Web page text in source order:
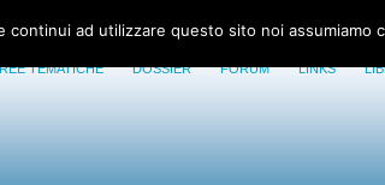
TEMATICHE DOSSIER FORUM LINKS
ad utilizzare questo sito noi assumiamo